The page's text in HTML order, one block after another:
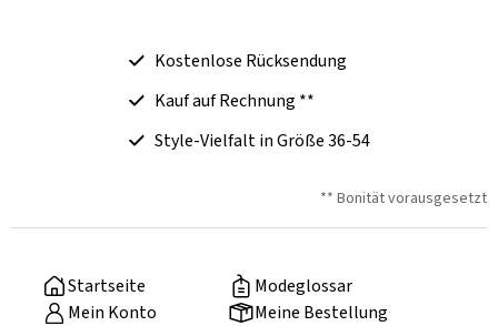
Kostenlose Rücksendung
Kauf auf Rechnung **
Style-Vielfalt in Größe 36-54
** Bonität vorausgesetzt
Startseite
Modeglossar
Mein Konto
Meine Bestellung